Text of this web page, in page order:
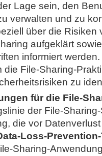
Lage sein, den
verwalten und zu
über die Risiken
aufgeklärt
informiert
die File-Sharing-
zu
für die File-
der File-
die vor
Loss-
Sharing-